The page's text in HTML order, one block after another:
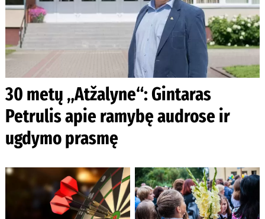
30 metų „Atžalyne“: Gintaras
Petrulis apie ramybę audrose ir
ugdymo prasmę